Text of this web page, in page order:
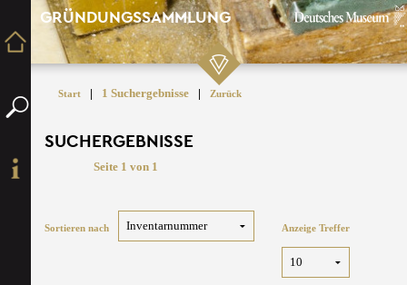
GRÜNDUNGSSAMMLUNG
Start | 1 Suchergebnisse | Zurück
SUCHERGEBNISSE
Seite 1 von 1
Sortieren nach Anzeige Treffer